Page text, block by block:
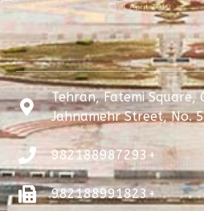
1 April 2019
Tehran, Fatemi Square,
Jahnamehr Street, No.
982188987293+
982188991823+